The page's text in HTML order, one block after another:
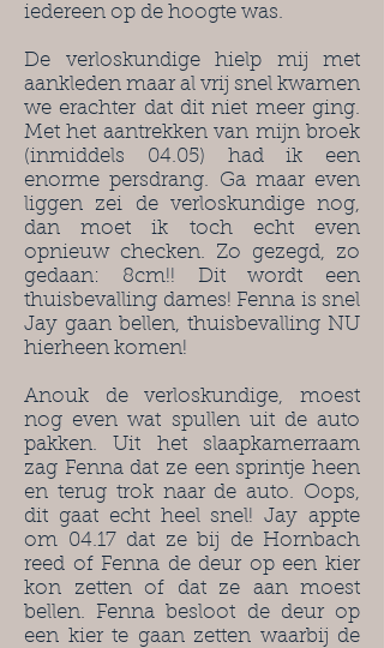
iedereen op de hoogte was.
De verloskundige hielp mij met
aankleden maar al vrij snel kwamen
we erachter dat dit niet meer ging.
Met het aantrekken van mijn broek
(inmiddels 04.05) had ik een
enorme persdrang. Ga maar even
liggen zei de verloskundige nog,
dan moet ik toch echt even
opnieuw checken. Zo gezegd, zo
gedaan: 8cm!! Dit wordt een
thuisbevalling dames! Fenna is snel
Jay gaan bellen, thuisbevalling NU
hierheen komen!
Anouk de verloskundige, moest
nog even wat spullen uit de auto
pakken. Uit het slaapkamerraam
zag Fenna dat ze een sprintje heen
en terug trok naar de auto. Oops,
dit gaat echt heel snel! Jay appte
om 04.17 dat ze bij de Hornbach
reed of Fenna de deur op een kier
kon zetten of dat ze aan moest
bellen. Fenna besloot de deur op
een kier te gaan zetten waarbij de